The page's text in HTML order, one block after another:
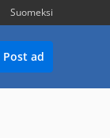
Suomeksi
Post ad